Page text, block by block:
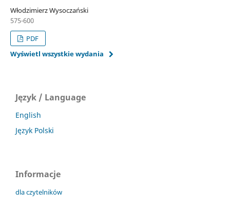
Włodzimierz Wysoczański
575-600
PDF
Wyświetl wszystkie wydania
Język / Language
English
Język Polski
Informacje
dla czytelników